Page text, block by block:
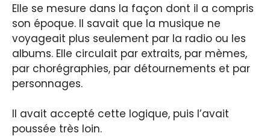
Elle se mesure dans la façon dont il a compris
son époque. Il savait que la musique ne
voyageait plus seulement par la radio ou les
albums. Elle circulait par extraits, par mèmes,
par chorégraphies, par détournements et par
personnages.
Il avait accepté cette logique, puis l’avait
poussée très loin.